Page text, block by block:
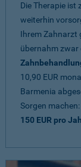
Die Therapie ist
weiterhin
Ihrem Zahnarzt
übernahm zwar
10,90 EUR
Barmenia
Sorgen machen:
150 EUR pro